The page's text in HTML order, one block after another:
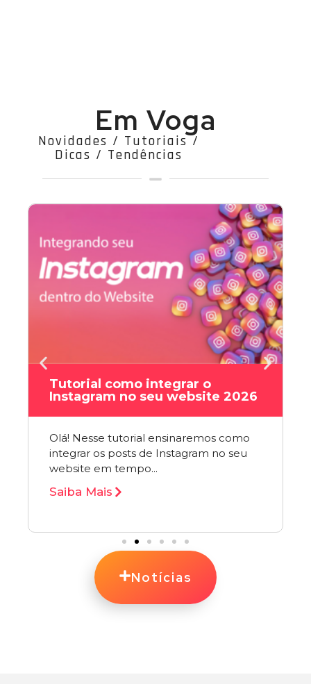
Em Voga
Novidades / Tutoriais /
Dicas / Tendências
Tutorial como integrar o
Instagram no seu website 2026
Olá! Nesse tutorial ensinaremos como
integrar os posts de Instagram no seu
website em tempo...
Saiba Mais
Notícias